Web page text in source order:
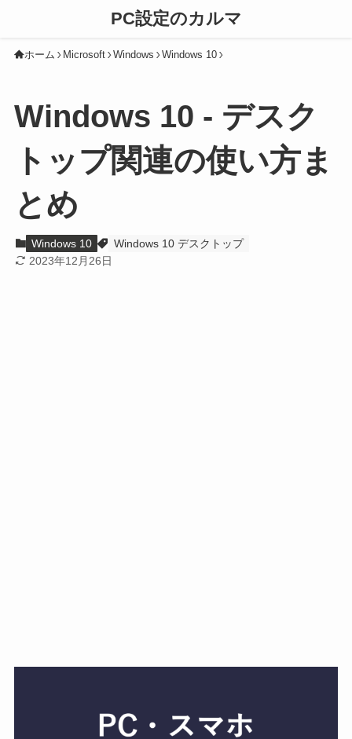
PC設定のカルマ
ホーム Microsoft Windows Windows 10
Windows 10 - デスク
トップ関連の使い方ま
とめ
Windows 10
Windows 10 デスクトップ
2023年12月26日